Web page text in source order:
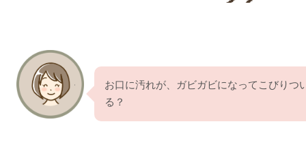
お口に汚れが、ガビガビになってこびりつ
る？